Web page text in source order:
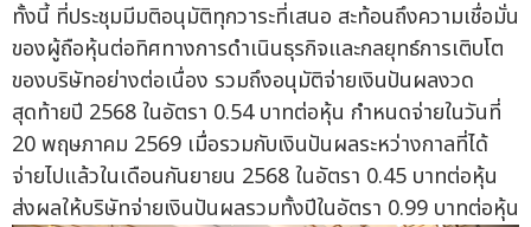
ทั้งนี้ ที่ประชุมมีมติอนุมัติทุกวาระที่เสนอ สะท้อนถึงความเชื่อมั่น
ของผู้ถือหุ้นต่อทิศทางการดำเนินธุรกิจและกลยุทธ์การเติบโต
ของบริษัทอย่างต่อเนื่อง รวมถึงอนุมัติจ่ายเงินปันผลงวด
สุดท้ายปี 2568 ในอัตรา 0.54 บาทต่อหุ้น กำหนดจ่ายในวันที่
20 พฤษภาคม 2569 เมื่อรวมกับเงินปันผลระหว่างกาลที่ได้
จ่ายไปแล้วในเดือนกันยายน 2568 ในอัตรา 0.45 บาทต่อหุ้น
ส่งผลให้บริษัทจ่ายเงินปันผลรวมทั้งปีในอัตรา 0.99 บาทต่อหุ้น